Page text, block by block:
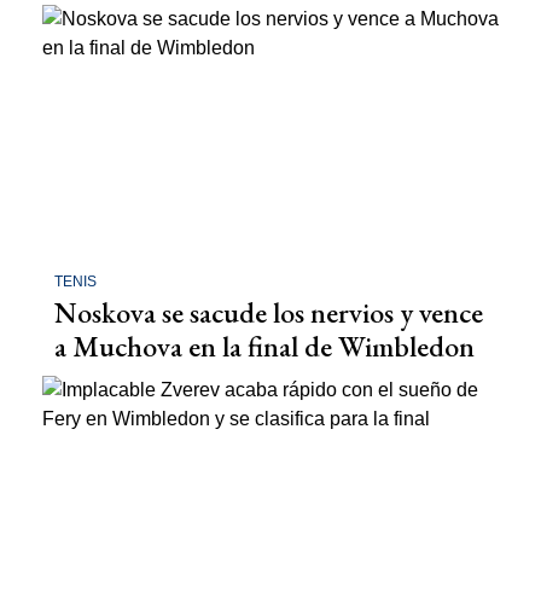
TENIS
Noskova se sacude los nervios y vence
a Muchova en la final de Wimbledon